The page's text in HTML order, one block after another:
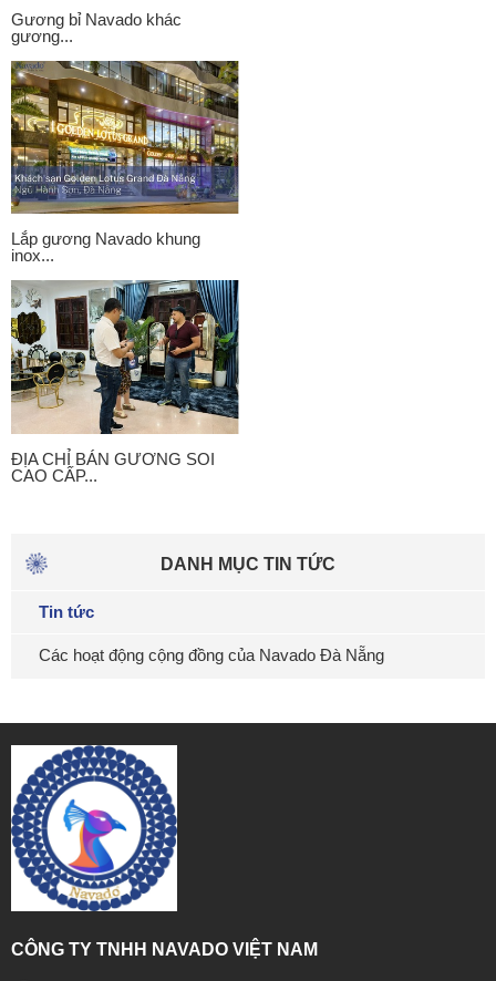
Gương bỉ Navado khác
gương...
Lắp gương Navado khung
inox...
ĐỊA CHỈ BÁN GƯƠNG SOI
CAO CẤP...
DANH MỤC TIN TỨC
Tin tức
Các hoạt động cộng đồng của Navado Đà Nẵng
CÔNG TY TNHH NAVADO VIỆT NAM